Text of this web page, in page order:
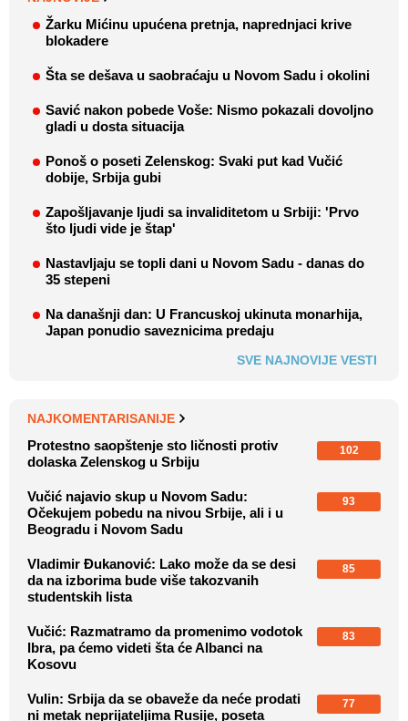
Žarku Mićinu upućena pretnja, naprednjaci krive
blokadere
Šta se dešava u saobraćaju u Novom Sadu i okolini
Savić nakon pobede Voše: Nismo pokazali dovoljno
gladi u dosta situacija
Ponoš o poseti Zelenskog: Svaki put kad Vučić
dobije, Srbija gubi
Zapošljavanje ljudi sa invaliditetom u Srbiji: 'Prvo
što ljudi vide je štap'
Nastavljaju se topli dani u Novom Sadu - danas do
35 stepeni
Na današnji dan: U Francuskoj ukinuta monarhija,
Japan ponudio saveznicima predaju
SVE NAJNOVIJE VESTI
NAJKOMENTARISANIJE
Protestno saopštenje sto ličnosti protiv
dolaska Zelenskog u Srbiju
102
Vučić najavio skup u Novom Sadu:
Očekujem pobedu na nivou Srbije, ali i u
Beogradu i Novom Sadu
93
Vladimir Đukanović: Lako može da se desi
da na izborima bude više takozvanih
studentskih lista
85
Vučić: Razmatramo da promenimo vodotok
Ibra, pa ćemo videti šta će Albanci na
Kosovu
83
Vulin: Srbija da se obaveže da neće prodati
ni metak neprijateljima Rusije, poseta
77